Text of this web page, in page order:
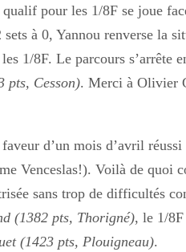
pour les 1/8F se joue
à 0, Yannou renverse la
1/8F. Le parcours s’arrête
pts, Cesson). Merci à Olivier
d’un mois d’avril réussi
Venceslas!). Voilà de quoi
sans trop de difficultés
(1382 pts, Thorigné), le 1/8F
(1423 pts, Plouigneau).